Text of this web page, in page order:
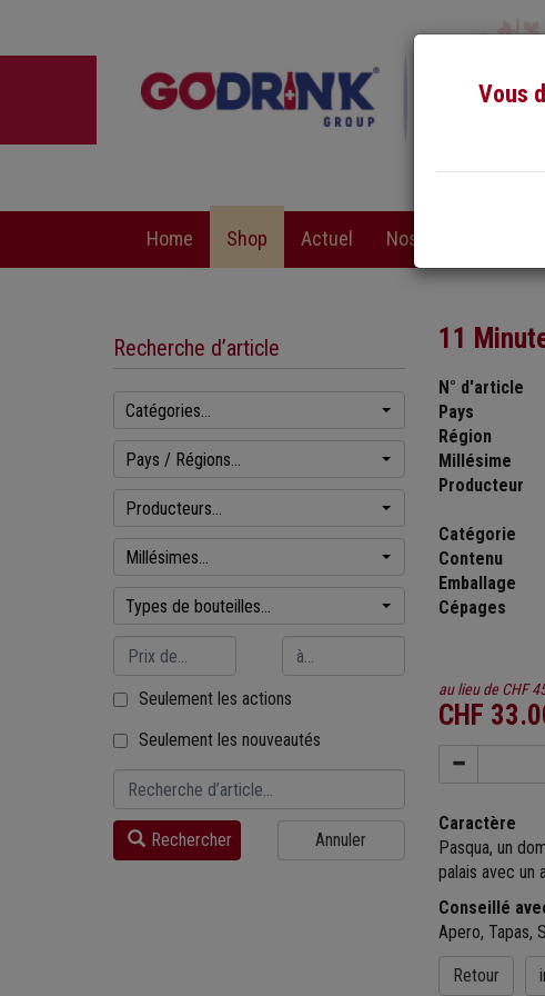
Home Shop Actuel Nos services
Recherche d’article
Catégories...
Pays / Régions...
Producteurs...
Millésimes...
Types de bouteilles...
Seulement les actions
Seulement les nouveautés
Rechercher Annuler
11
N° d'article
Pays
Région
Millésime
Producteur
Catégorie
Contenu
Emballage
Cépages
au lieu deCHF
CHF
Caractère
Pasqua, un
palais avec un
Conseillé
Apero, Tapas,
Retour
Vous